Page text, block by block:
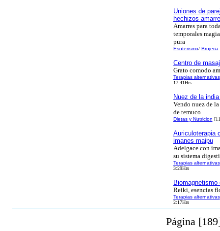
Uniones de
hechizos
Amarres para
temporales
pura
Esoterismo/ Brujeria
Centro de
Grato comodo
Terapias alternativas
17:41Hrs
Nuez de la
Vendo nuez de
de temuco
Dietas y Nutricion
Auriculoterapia
imanes maipu
Adelgace con
su sistema
Terapias alternativas
3:29Hrs
Biomagnetismo
Reiki, esencias
Terapias alternativas
2:17Hrs
Página